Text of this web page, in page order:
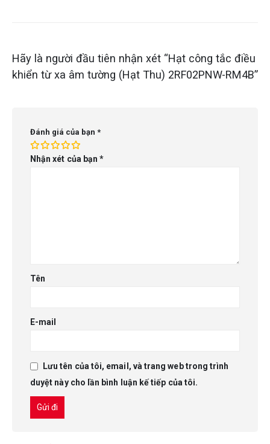
Hãy là người đầu tiên nhận xét “Hạt công tắc điều
khiển từ xa âm tường (Hạt Thu) 2RF02PNW-RM4B”
Đánh giá của bạn *
Nhận xét của bạn*
Tên
E-mail
Lưu tên của tôi, email, và trang web trong trình
duyệt này cho lần bình luận kế tiếp của tôi.